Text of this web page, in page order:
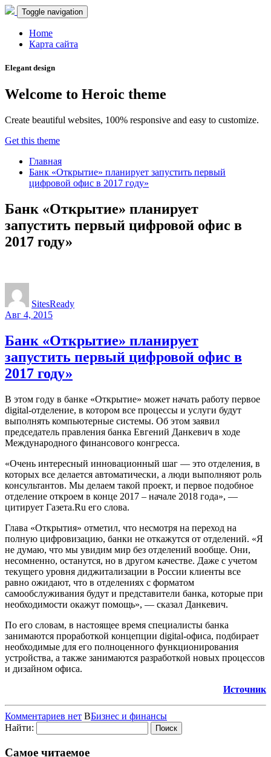
Toggle navigation
Home
Карта сайта
Elegant design
Welcome to Heroic theme
Create beautiful websites, 100% responsive and easy to customize.
Get this theme
Главная
Банк «Открытие» планирует запустить первый
цифровой офис в 2017 году»
Банк «Открытие» планирует
запустить первый цифровой офис в
2017 году»
SitesReady
Авг 4, 2015
Банк «Открытие» планирует
запустить первый цифровой офис в
2017 году»
В этом году в банке «Открытие» может начать работу первое
digital-отделение, в котором все процессы и услуги будут
выполнять компьютерные системы. Об этом заявил
председатель правления банка Евгений Данкевич в ходе
Международного финансового конгресса.
«Очень интересный инновационный шаг — это отделения, в
которых все делается автоматически, а люди выполняют роль
консультантов. Мы делаем такой проект, и первое подобное
отделение откроем в конце 2017 – начале 2018 года», —
цитирует Газета.Ru его слова.
Глава «Открытия» отметил, что несмотря на переход на
полную цифровизацию, банки не откажутся от отделений. «Я
не думаю, что мы увидим мир без отделений вообще. Они,
несомненно, останутся, но в другом качестве. Даже с учетом
текущего уровня диджитализации в России клиенты все
равно ожидают, что в отделениях с форматом
самообслуживания будут и представители банка, которые при
необходимости окажут помощь», — сказал Данкевич.
По его словам, в настоящее время специалисты банка
занимаются проработкой концепции digital-офиса, подбирает
необходимые для его полноценного функционирования
устройства, а также занимаются разработкой новых процессов
и дизайном офиса.
Источник
Комментариев нет ВБизнес и финансы
Найти:
Самое читаемое